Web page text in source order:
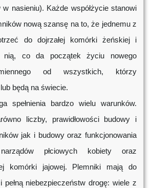
nasieniu). Każde współżycie stanowi
nową szansę na to, że jednemu z
do dojrzałej komórki żeńskiej i
nią, co da początek życiu nowego
od wszystkich, którzy
będą na świecie.
spełnienia bardzo wielu warunków.
liczby, prawidłowości budowy i
jak i budowy oraz funkcjonowania
płciowych kobiety oraz
komórki jajowej. Plemniki mają do
pełną niebezpieczeństw drogę: wiele z